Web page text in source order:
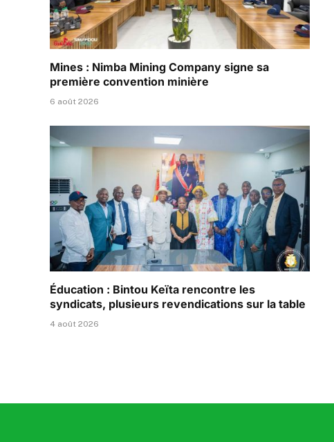
Mines : Nimba Mining Company signe sa
première convention minière
6 août 2026
Éducation : Bintou Keïta rencontre les
syndicats, plusieurs revendications sur la table
4 août 2026